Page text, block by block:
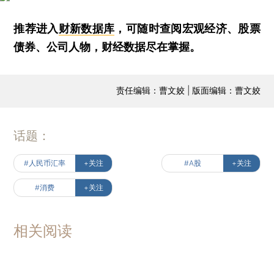
推荐进入财新数据库 ，可随时查阅宏观经济、股票
债券、公司人物，财经数据尽在掌握。
责任编辑：曹文姣 | 版面编辑：曹文姣
话题：
#人民币汇率 +关注 #A股 +关注
#消费 +关注
相关阅读